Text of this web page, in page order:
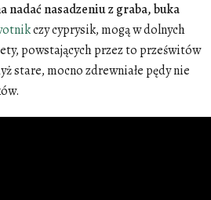
nadać nasadzeniu z graba, buka
czy cyprysik, mogą w dolnych
powstających przez to prześwitów
stare, mocno zdrewniałe pędy nie